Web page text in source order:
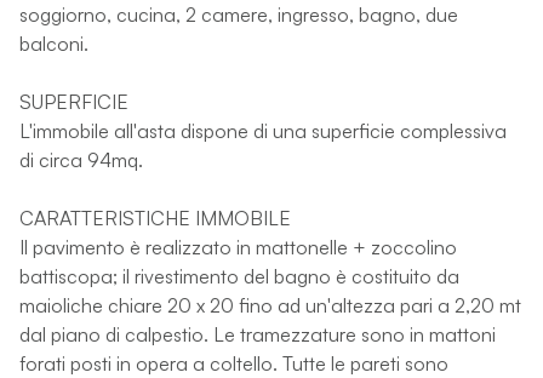
soggiorno, cucina, 2 camere, ingresso, bagno, due
balconi.
SUPERFICIE
L'immobile all'asta dispone di una superficie complessiva
di circa 94mq.
CARATTERISTICHE IMMOBILE
Il pavimento è realizzato in mattonelle + zoccolino
battiscopa; il rivestimento del bagno è costituito da
maioliche chiare 20 x 20 fino ad un'altezza pari a 2,20 mt
dal piano di calpestio. Le tramezzature sono in mattoni
forati posti in opera a coltello. Tutte le pareti sono